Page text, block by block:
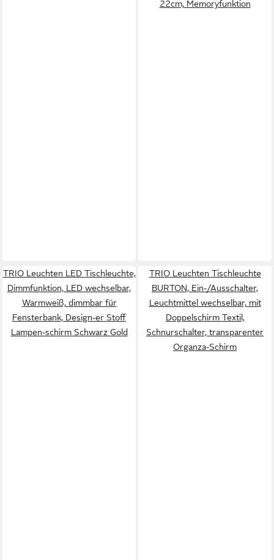
22cm, Memoryfunktion
TRIO Leuchten LED Tischleuchte,
Dimmfunktion, LED wechselbar,
Warmweiß, dimmbar für
Fensterbank, Design-er Stoff
Lampen-schirm Schwarz Gold
TRIO Leuchten Tischleuchte
BURTON, Ein-/Ausschalter,
Leuchtmittel wechselbar, mit
Doppelschirm Textil,
Schnurschalter, transparenter
Organza-Schirm